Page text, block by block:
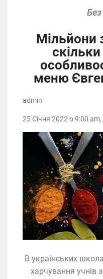
Мільйони
меню
В українських
харчування
admin
25 Січня 2022 о 9:00 am,